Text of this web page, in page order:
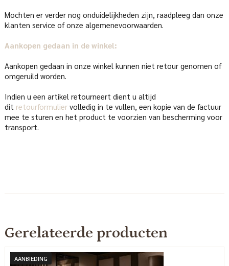
Mochten er verder nog onduidelijkheden zijn, raadpleeg dan onze
klanten service of onze algemenevoorwaarden.
Aankopen gedaan in de winkel:
Aankopen gedaan in onze winkel kunnen niet retour genomen of
omgeruild worden.
Indien u een artikel retourneert dient u altijd
dit retourformuliervolledig in te vullen, een kopie van de factuur
mee te sturen en het product te voorzien van bescherming voor
transport.
Gerelateerde producten
AANBIEDING